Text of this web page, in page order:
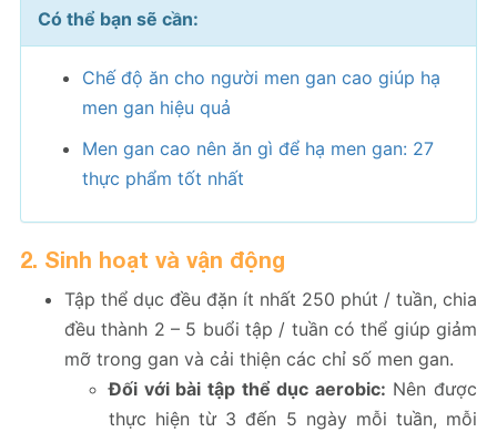
Có thể bạn sẽ cần:
Chế độ ăn cho người men gan cao giúp hạ
men gan hiệu quả
Men gan cao nên ăn gì để hạ men gan: 27
thực phẩm tốt nhất
2. Sinh hoạt và vận động
Tập thể dục đều đặn ít nhất 250 phút / tuần, chia
đều thành 2 – 5 buổi tập / tuần có thể giúp giảm
mỡ trong gan và cải thiện các chỉ số men gan.
Đối với bài tập thể dục aerobic: Nên được
thực hiện từ 3 đến 5 ngày mỗi tuần, mỗi